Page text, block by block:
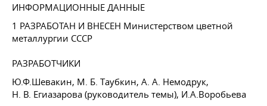
ИНФОРМАЦИОННЫЕ ДАННЫЕ
1 РАЗРАБОТАН И ВНЕСЕН Министерством цветной
металлургии СССР
РАЗРАБОТЧИКИ
Ю.Ф.Шевакин, М. Б. Таубкин, А. А. Немодрук,
Н. В. Егиазарова (руководитель темы), И.А.Воробьева